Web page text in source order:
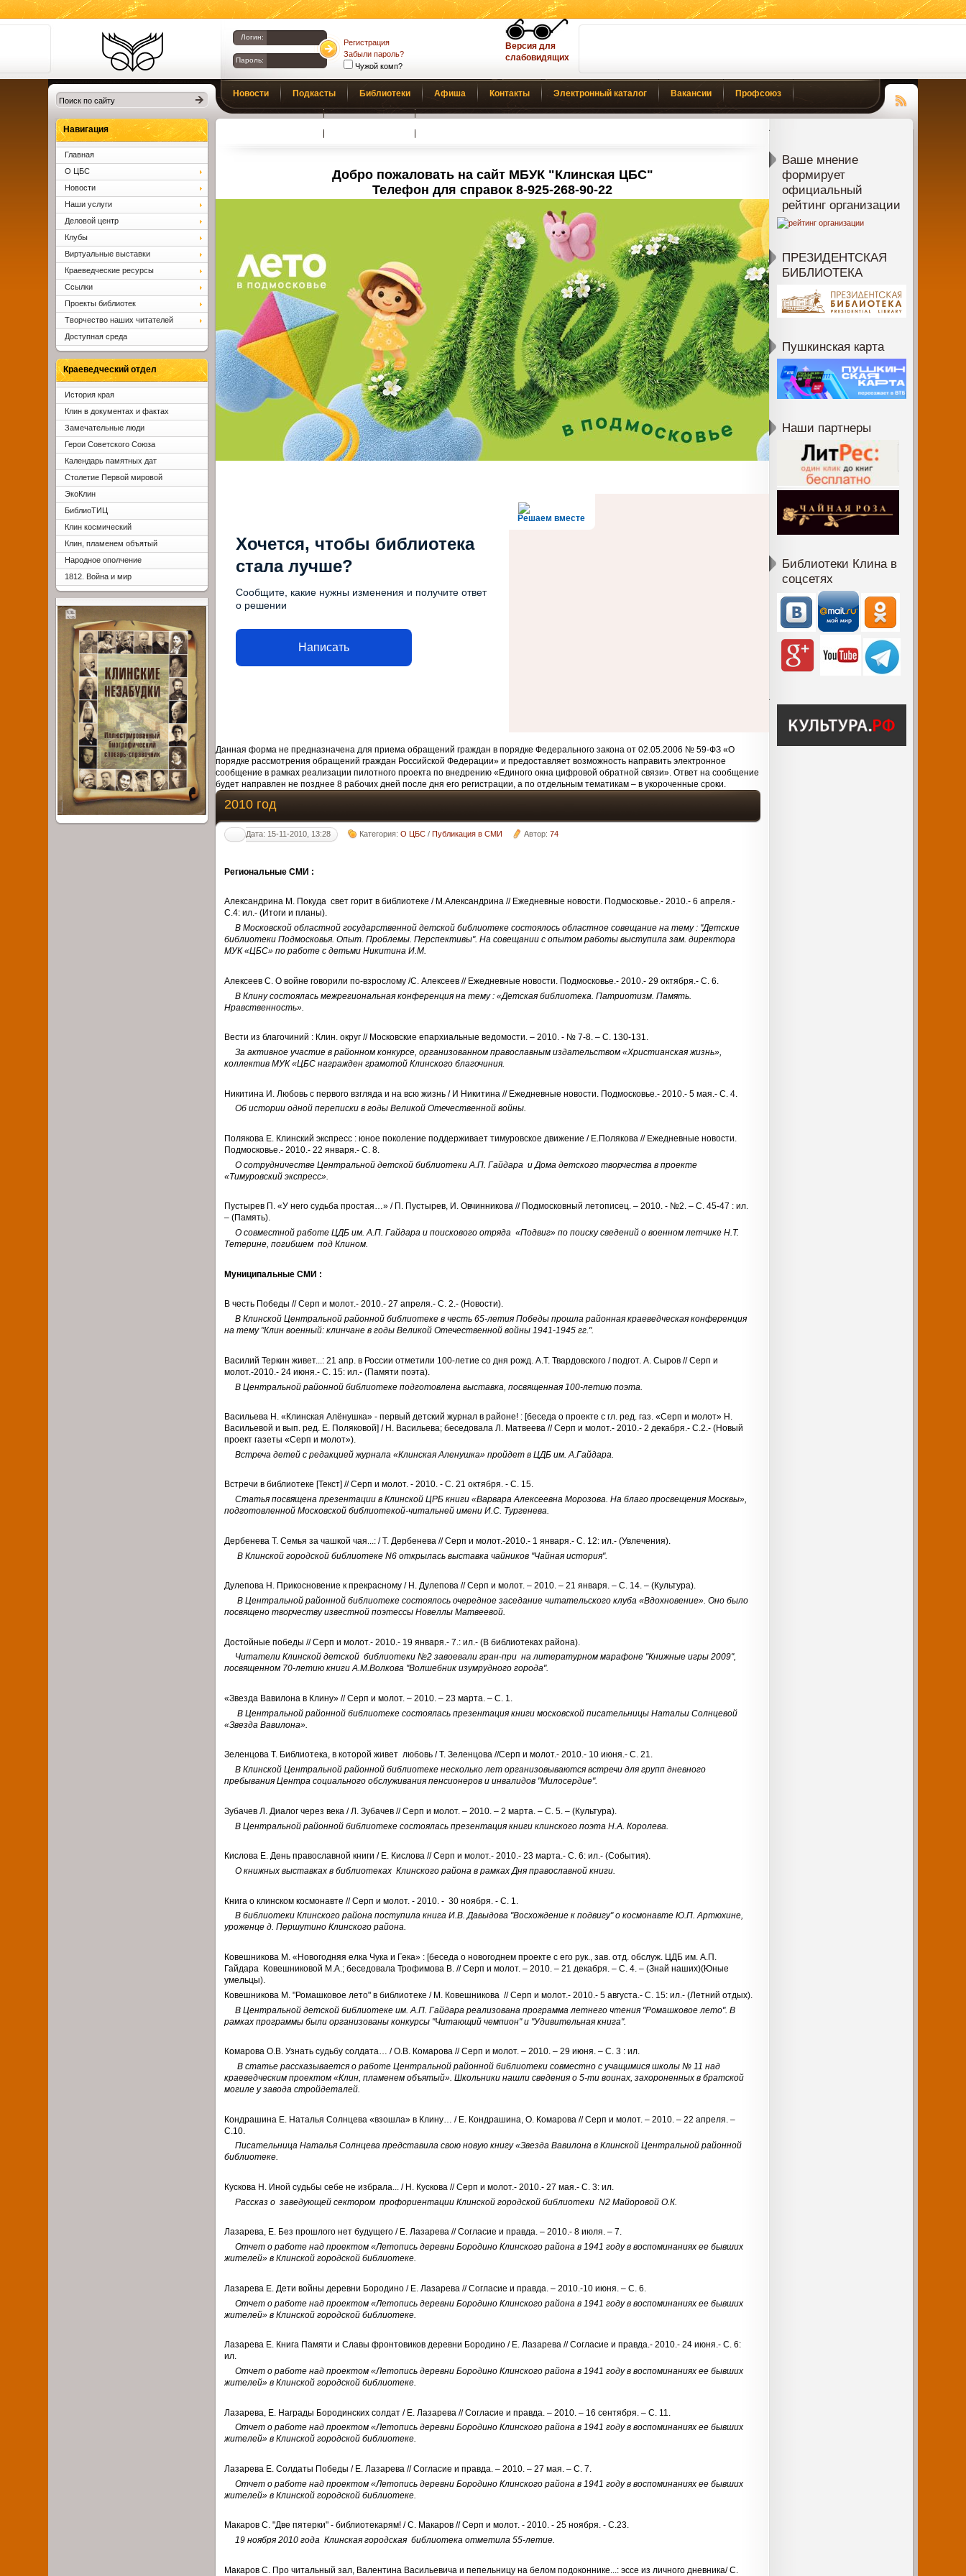
Библиотеки
Клина. Клинская
ЦБС.
Логин:
Пароль:
Регистрация
Забыли пароль?
Чужой комп?
Версия для
слабовидящих
Новости Подкасты Библиотеки Афиша Контакты Электронный каталог Вакансии Профсоюз
Чтение
Добро пожаловать на сайт МБУК "Клинская ЦБС"
Телефон для справок 8-925-268-90-22
Решаем вместе
Хочется, чтобы библиотека
стала лучше?
Сообщите, какие нужны изменения и получите ответ
о решении
Написать
Данная форма не предназначена для приема обращений граждан в порядке Федерального закона от 02.05.2006 № 59-ФЗ «О
порядке рассмотрения обращений граждан Российской Федерации» и предоставляет возможность направить электронное
сообщение в рамках реализации пилотного проекта по внедрению «Единого окна цифровой обратной связи». Ответ на сообщение
будет направлен не позднее 8 рабочих дней после дня его регистрации, а по отдельным тематикам – в укороченные сроки.
2010 год
Дата: 15-11-2010, 13:28 Категория:О ЦБС /Публикация в СМИ Автор:74
Региональные СМИ :
Александрина М. Покуда свет горит в библиотеке / М.Александрина // Ежедневные новости. Подмосковье.- 2010.- 6 апреля.-
С.4: ил.- (Итоги и планы).
В Московской областной государственной детской библиотеке состоялось областное совещание на тему : "Детские
библиотеки Подмосковья. Опыт. Проблемы. Перспективы". На совещании с опытом работы выступила зам. директора
МУК «ЦБС» по работе с детьми Никитина И.М.
Алексеев С. О войне говорили по-взрослому /С. Алексеев // Ежедневные новости. Подмосковье.- 2010.- 29 октября.- С. 6.
В Клину состоялась межрегиональная конференция на тему : «Детская библиотека. Патриотизм. Память.
Нравственность».
Вести из благочиний : Клин. округ // Московские епархиальные ведомости. – 2010. - № 7-8. – С. 130-131.
За активное участие в районном конкурсе, организованном православным издательством «Христианская жизнь»,
коллектив МУК «ЦБС награжден грамотой Клинского благочиния.
Никитина И. Любовь с первого взгляда и на всю жизнь / И Никитина // Ежедневные новости. Подмосковье.- 2010.- 5 мая.- С. 4.
Об истории одной переписки в годы Великой Отечественной войны.
Полякова Е. Клинский экспресс : юное поколение поддерживает тимуровское движение / Е.Полякова // Ежедневные новости.
Подмосковье.- 2010.- 22 января.- С. 8.
О сотрудничестве Центральной детской библиотеки А.П. Гайдара и Дома детского творчества в проекте
«Тимуровский экспресс».
Пустырев П. «У него судьба простая…» / П. Пустырев, И. Овчинникова // Подмосковный летописец. – 2010. - №2. – С. 45-47 : ил.
– (Память).
О совместной работе ЦДБ им. А.П. Гайдара и поискового отряда «Подвиг» по поиску сведений о военном летчике Н.Т.
Тетерине, погибшем под Клином.
Муниципальные СМИ :
В честь Победы // Серп и молот.- 2010.- 27 апреля.- С. 2.- (Новости).
В Клинской Центральной районной библиотеке в честь 65-летия Победы прошла районная краеведческая конференция
на тему "Клин военный: клинчане в годы Великой Отечественной войны 1941-1945 гг.".
Василий Теркин живет...: 21 апр. в России отметили 100-летие со дня рожд. А.Т. Твардовского / подгот. А. Сыров // Серп и
молот.-2010.- 24 июня.- С. 15: ил.- (Памяти поэта).
В Центральной районной библиотеке подготовлена выставка, посвященная 100-летию поэта.
Васильева Н. «Клинская Алёнушка» - первый детский журнал в районе! : [беседа о проекте с гл. ред. газ. «Серп и молот» Н.
Васильевой и вып. ред. Е. Поляковой] / Н. Васильева; беседовала Л. Матвеева // Серп и молот.- 2010.- 2 декабря.- С.2.- (Новый
проект газеты «Серп и молот»).
Встреча детей с редакцией журнала «Клинская Аленушка» пройдет в ЦДБ им. А.Гайдара.
Встречи в библиотеке [Текст] // Серп и молот. - 2010. - С. 21 октября. - С. 15.
Статья посвящена презентации в Клинской ЦРБ книги «Варвара Алексеевна Морозова. На благо просвещения Москвы»,
подготовленной Московской библиотекой-читальней имени И.С. Тургенева.
Дербенева Т. Семья за чашкой чая...: / Т. Дербенева // Серп и молот.-2010.- 1 января.- С. 12: ил.- (Увлечения).
В Клинской городской библиотеке N6 открылась выставка чайников "Чайная история".
Дулепова Н. Прикосновение к прекрасному / Н. Дулепова // Серп и молот. – 2010. – 21 января. – С. 14. – (Культура).
В Центральной районной библиотеке состоялось очередное заседание читательского клуба «Вдохновение». Оно было
посвящено творчеству известной поэтессы Новеллы Матвеевой.
Достойные победы // Серп и молот.- 2010.- 19 января.- 7.: ил.- (В библиотеках района).
Читатели Клинской детской библиотеки №2 завоевали гран-при на литературном марафоне "Книжные игры 2009",
посвященном 70-летию книги А.М.Волкова "Волшебник изумрудного города".
«Звезда Вавилона в Клину» // Серп и молот. – 2010. – 23 марта. – С. 1.
В Центральной районной библиотеке состоялась презентация книги московской писательницы Натальи Солнцевой
«Звезда Вавилона».
Зеленцова Т. Библиотека, в которой живет любовь / Т. Зеленцова //Серп и молот.- 2010.- 10 июня.- С. 21.
В Клинской Центральной районной библиотеке несколько лет организовываются встречи для групп дневного
пребывания Центра социального обслуживания пенсионеров и инвалидов "Милосердие".
Зубачев Л. Диалог через века / Л. Зубачев // Серп и молот. – 2010. – 2 марта. – С. 5. – (Культура).
В Центральной районной библиотеке состоялась презентация книги клинского поэта Н.А. Королева.
Кислова Е. День православной книги / Е. Кислова // Серп и молот.- 2010.- 23 марта.- С. 6: ил.- (События).
О книжных выставках в библиотеках Клинского района в рамках Дня православной книги.
Книга о клинском космонавте // Серп и молот. - 2010. - 30 ноября. - С. 1.
В библиотеки Клинского района поступила книга И.В. Давыдова "Восхождение к подвигу" о космонавте Ю.П. Артюхине,
уроженце д. Першутино Клинского района.
Ковешникова М. «Новогодняя елка Чука и Гека» : [беседа о новогоднем проекте с его рук., зав. отд. обслуж. ЦДБ им. А.П.
Гайдара Ковешниковой М.А.; беседовала Трофимова В. // Серп и молот. – 2010. – 21 декабря. – С. 4. – (Знай наших)(Юные
умельцы).
Ковешникова М. "Ромашковое лето" в библиотеке / М. Ковешникова // Серп и молот.- 2010.- 5 августа.- С. 15: ил.- (Летний отдых).
В Центральной детской библиотеке им. А.П. Гайдара реализована программа летнего чтения "Ромашковое лето". В
рамках программы были организованы конкурсы "Читающий чемпион" и "Удивительная книга".
Комарова О.В. Узнать судьбу солдата… / О.В. Комарова // Серп и молот. – 2010. – 29 июня. – С. 3 : ил.
В статье рассказывается о работе Центральной районной библиотеки совместно с учащимися школы № 11 над
краеведческим проектом «Клин, пламенем объятый». Школьники нашли сведения о 5-ти воинах, захороненных в братской
могиле у завода стройдеталей.
Кондрашина Е. Наталья Солнцева «взошла» в Клину… / Е. Кондрашина, О. Комарова // Серп и молот. – 2010. – 22 апреля. –
С.10.
Писательница Наталья Солнцева представила свою новую книгу «Звезда Вавилона в Клинской Центральной районной
библиотеке.
Кускова Н. Иной судьбы себе не избрала... / Н. Кускова // Серп и молот.- 2010.- 27 мая.- С. 3: ил.
Рассказ о заведующей сектором профориентации Клинской городской библиотеки N2 Майоровой О.К.
Лазарева, Е. Без прошлого нет будущего / Е. Лазарева // Согласие и правда. – 2010.- 8 июля. – 7.
Отчет о работе над проектом «Летопись деревни Бородино Клинского района в 1941 году в воспоминаниях ее бывших
жителей» в Клинской городской библиотеке.
Лазарева Е. Дети войны деревни Бородино / Е. Лазарева // Согласие и правда. – 2010.-10 июня. – С. 6.
Отчет о работе над проектом «Летопись деревни Бородино Клинского района в 1941 году в воспоминаниях ее бывших
жителей» в Клинской городской библиотеке.
Лазарева Е. Книга Памяти и Славы фронтовиков деревни Бородино / Е. Лазарева // Согласие и правда.- 2010.- 24 июня.- С. 6:
ил.
Отчет о работе над проектом «Летопись деревни Бородино Клинского района в 1941 году в воспоминаниях ее бывших
жителей» в Клинской городской библиотеке.
Лазарева, Е. Награды Бородинских солдат / Е. Лазарева // Согласие и правда. – 2010. – 16 сентября. – С. 11.
Отчет о работе над проектом «Летопись деревни Бородино Клинского района в 1941 году в воспоминаниях ее бывших
жителей» в Клинской городской библиотеке.
Лазарева Е. Солдаты Победы / Е. Лазарева // Согласие и правда. – 2010. – 27 мая. – С. 7.
Отчет о работе над проектом «Летопись деревни Бородино Клинского района в 1941 году в воспоминаниях ее бывших
жителей» в Клинской городской библиотеке.
Макаров С. "Две пятерки" - библиотекарям! / С. Макаров // Серп и молот. - 2010. - 25 ноября. - С.23.
19 ноября 2010 года Клинская городская библиотека отметила 55-летие.
Макаров С. Про читальный зал, Валентина Васильевича и пепельницу на белом подоконнике...: эссе из личного дневника/ С.
Ваше мнение
формирует
официальный
рейтинг организации
ПРЕЗИДЕНТСКАЯ
БИБЛИОТЕКА
Пушкинская карта
Наши партнеры
Библиотеки Клина в
соцсетях
Навигация
Главная
О ЦБС
Новости
Наши услуги
Деловой центр
Клубы
Виртуальные выставки
Краеведческие ресурсы
Ссылки
Проекты библиотек
Творчество наших читателей
Доступная среда
Краеведческий отдел
История края
Клин в документах и фактах
Замечательные люди
Герои Советского Союза
Календарь памятных дат
Столетие Первой мировой
ЭкоКлин
БиблиоТИЦ
Клин космический
Клин, пламенем объятый
Народное ополчение
1812. Война и мир